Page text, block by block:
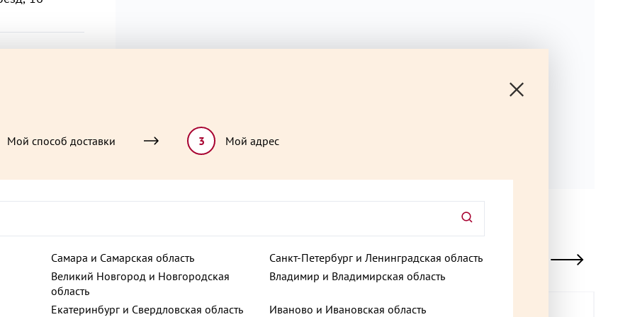
Мой способ доставки 3 Мой адрес
Самара и Самарская область
Санкт-Петербург и Ленинградская область
Великий Новгород и Новгородская
область
Владимир и Владимирская область
Екатеринбург и Свердловская область
Иваново и Ивановская область